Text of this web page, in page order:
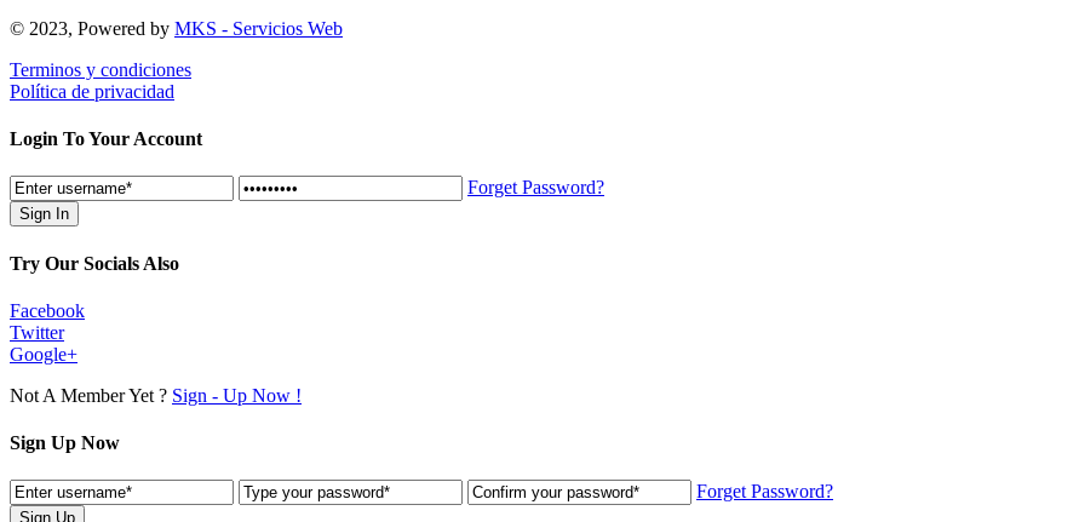
© 2023, Powered by MKS - Servicios Web
Terminos y condiciones
Política de privacidad
Login To Your Account
Forget Password?
Try Our Socials Also
Facebook
Twitter
Google+
Not A Member Yet ? Sign - Up Now !
Sign Up Now
Forget Password?